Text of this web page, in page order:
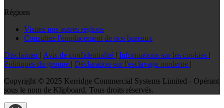
Régions
Visitez nos autres régions
Consultez l'emplacement de nos bureaux
Disclaimer | Avis de confidentialité | Informations sur les cookies |
Politiques du groupe | Déclaration sur l'esclavage moderne |
Copyright © 2025 Kerridge Commercial Systems Limited - Opérant
sous le nom de Klipboard. Tous droits réservés.